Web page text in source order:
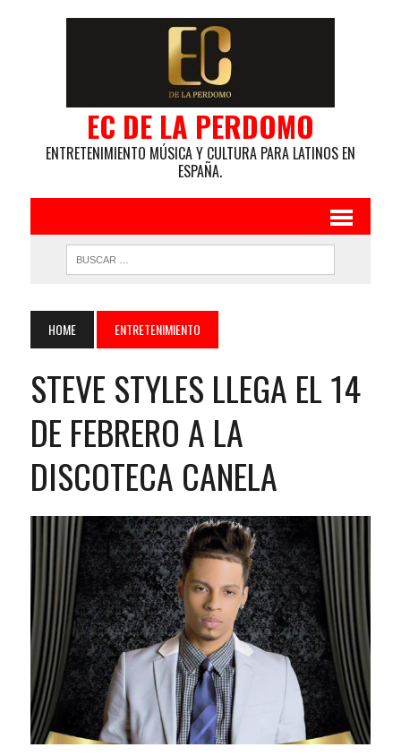
EC DE LA PERDOMO
ENTRETENIMIENTO MÚSICA Y CULTURA PARA LATINOS EN
ESPAÑA.
HOME ENTRETENIMIENTO
STEVE STYLES LLEGA EL 14
DE FEBRERO A LA
DISCOTECA CANELA